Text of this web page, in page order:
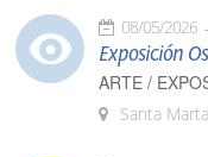
08/05/2026
Exposición
ARTE /
Santa